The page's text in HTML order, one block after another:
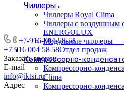
+7-916-004-58-58
+7 916 004 58 58Отдел продаж
Заказать звонок
E-mail
info@iktsi.ru
Адрес
Чиллеры
Чиллеры Royal Clima
Чиллеры с воздушным
ENERGOLUX
Модульные чиллеры
Компрессорно-
Компрессорно-
Clima
Компрессорно-